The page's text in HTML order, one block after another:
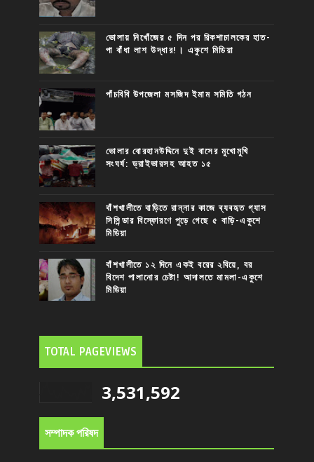
ভোলায় নিখোঁজের ৫ দিন পর রিকশাচালকের হাত-
পা বাঁধা লাশ উদ্ধার!। একুশে মিডিয়া
পাঁচবিবি উপজেলা মসজিদ ইমাম সমিতি গঠন
ভোলার বোরহানউদ্দিনে দুই বাসের মুখোমুখি
সংঘর্ষ: ড্রাইভারসহ আহত ১৫
বাঁশখালীতে বাড়িতে রান্নার কাজে ব্যবহৃত গ্যাস
সিলিন্ডার বিস্ফোরণে পুড়ে গেছে ৫ বাড়ি-একুশে
মিডিয়া
বাঁশখালীতে ১২ দিনে একই বরের ২বিয়ে, বর
বিদেশ পালানোর চেষ্টা! আদালতে মামলা-একুশে
মিডিয়া
TOTAL PAGEVIEWS
3,531,592
সম্পাদক পরিষদ